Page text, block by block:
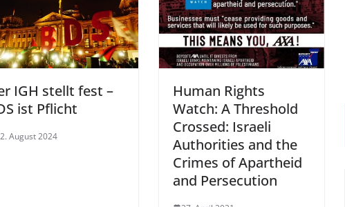
IGH stellt fest –
ist Pflicht
August 2024
Human Rights
Watch: A Threshold
Crossed: Israeli
Authorities and the
Crimes of Apartheid
and Persecution